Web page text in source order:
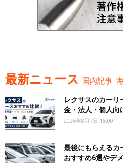
最新ニュース 国内記事
レクサスのカー
金・法人・個人向
2026年8月7日 15:00
最後にもらえるカ
おすすめ6選やデ